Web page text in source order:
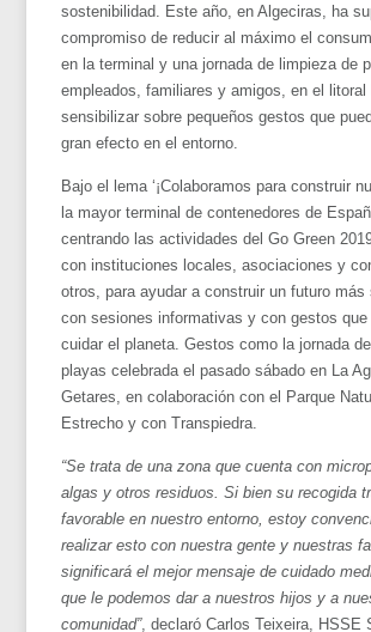
sostenibilidad. Este año, en Algeciras, ha
compromiso de reducir al máximo el
en la terminal y una jornada de limpieza de
empleados, familiares y amigos, en el litoral
sensibilizar sobre pequeños gestos que
gran efecto en el entorno.
Bajo el lema ‘¡Colaboramos para construir
la mayor terminal de contenedores de
centrando las actividades del Go Green
con instituciones locales, asociaciones y
otros, para ayudar a construir un futuro más
con sesiones informativas y con gestos que
cuidar el planeta. Gestos como la jornada
playas celebrada el pasado sábado en La
Getares, en colaboración con el Parque
Estrecho y con Transpiedra.
“Se trata de una zona que cuenta con
algas y otros residuos. Si bien su recogida
favorable en nuestro entorno, estoy
realizar esto con nuestra gente y nuestras
significará el mejor mensaje de cuidado
que le podemos dar a nuestros hijos y a
comunidad”, declaró Carlos Teixeira, HSSE